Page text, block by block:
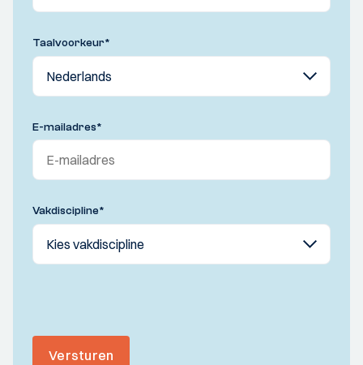
Taalvoorkeur*
E-mailadres*
Vakdiscipline*
Versturen